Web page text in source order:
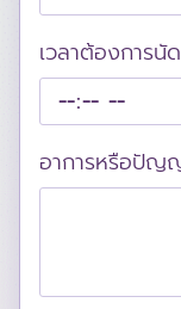
เวลาต้องการนั
อาการหรือปั